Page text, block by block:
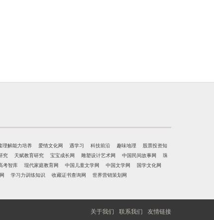
理解能力培养 爱情文化网 遇学习 科技前沿 趣味地理
股票投资知
究 天赋教育研究 宝宝成长网 雕塑设计艺术网 中国民间故事网
珠
考智库 现代家庭教育网 中国儿童文学网 中国文学网
国学文化网
学习力训练知识 收藏证书查询网 世界营销策划网
关于我们 联系我们 友情链接